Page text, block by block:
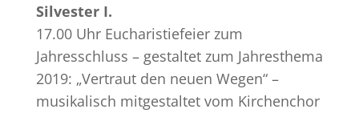
Silvester I.
17.00 Uhr Eucharistiefeier zum
Jahresschluss – gestaltet zum Jahresthema
2019: „Vertraut den neuen Wegen“ –
musikalisch mitgestaltet vom Kirchenchor